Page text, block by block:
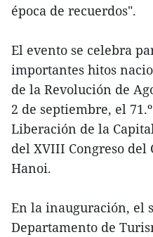
época de recuerdos".
El evento se celebra
importantes hitos
de la Revolución de
2 de septiembre, el
Liberación de la
del XVIII Congreso del
Hanoi.
En la inauguración, el
Departamento de